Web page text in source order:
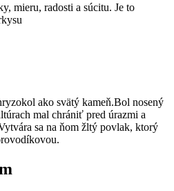
mieru, radosti a súcitu. Je to
ako svätý kameň.Bol nosený
mal chrániť pred úrazmi a
sa na ňom žltý povlak, ktorý